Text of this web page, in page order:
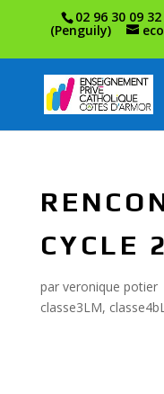
02 96 30 09
(Penguily)
CYCLE 2
par veronique potier
classe3LM,